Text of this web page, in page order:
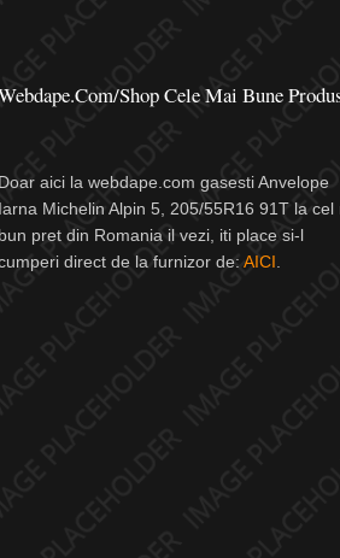
Shop Cele Mai Bune
Doar aici la webdape.com gasesti Anvelope
Iarna Michelin Alpin 5, 205/55R16 91T la cel
bun pret din Romania il vezi, iti place si-l
direct de la furnizor de: AICI